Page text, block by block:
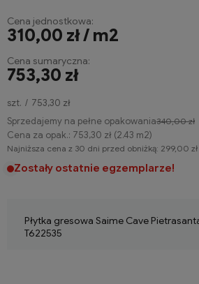
Cena jednostkowa:
310,00 zł / m2
Cena sumaryczna:
753,30 zł
szt.
753,30 zł
Sprzedajemy na pełne opakowania
Cena za opak.: 753,30 zł (2.43 m2)
340,00 zł
Najniższa cena z 30 dni przed obniżką: 299,00 zł
Zostały ostatnie egzemplarze!
Płytka gresowa Saime Cave
T622535